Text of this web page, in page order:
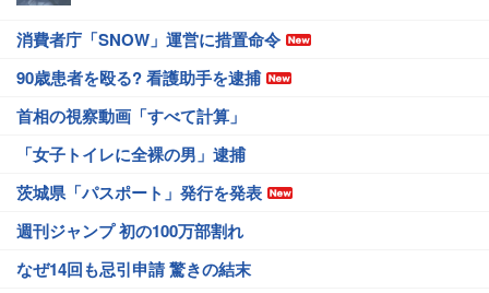
消費者庁「SNOW」運営に措置命令
90歳患者を殴る? 看護助手を逮捕
首相の視察動画「すべて計算」
「女子トイレに全裸の男」逮捕
茨城県「パスポート」発行を発表
週刊ジャンプ 初の100万部割れ
なぜ14回も忌引申請 驚きの結末